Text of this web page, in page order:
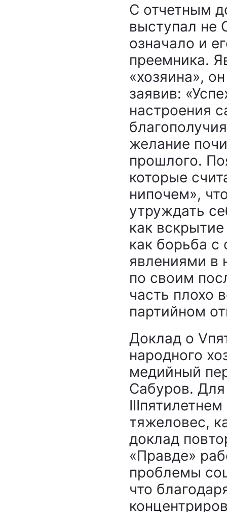
С отчетным
выступал не
означало и
преемника.
«хозяина»,
заявив:
настроения
желание
прошлого.
которые
нипочем»,
утруждать
как
как борьба
явлениями в
по своим
часть плохо
партийном
Доклад о
народного
медийный
Сабуров.
тяжеловес,
доклад
«Правде»
проблемы
что